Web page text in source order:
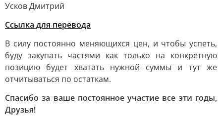
Усков Дмитрий
Ссылка для перевода
В силу постоянно меняющихся цен, и чтобы успеть,
буду закупать частями как только на конкретную
позицию будет хватать нужной суммы и тут же
отчитываться по остаткам.
Спасибо за ваше постоянное участие все эти годы,
Друзья!